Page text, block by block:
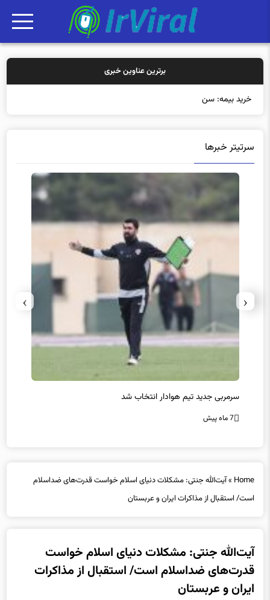
برترین عناوین خبری
خرید بیمه: سنتی یا آنلا
سرتیتر خبرها
سرمربی جدید تیم هوادار انتخاب شد
7 ماه پیش
‹
›
Home
»آیت‌الله جنتی: مشکلات دنیای اسلام خواست قدرت‌های ضداسلام
است/ استقبال از مذاکرات ایران و عربستان
آیت‌الله جنتی: مشکلات دنیای اسلام خواست
قدرت‌های ضداسلام است/ استقبال از مذاکرات
ایران و عربستان